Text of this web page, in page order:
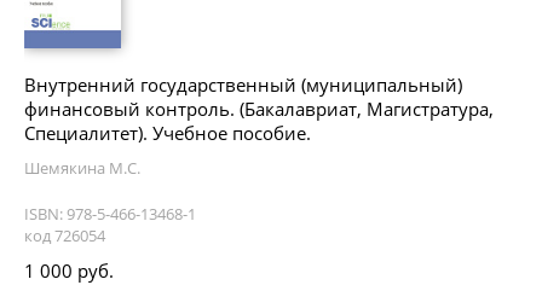
Внутренний государственный (муниципальный)
финансовый контроль. (Бакалавриат, Магистратура,
Специалитет). Учебное пособие.
Шемякина М.С.
ISBN: 978-5-466-13468-1
код 726054
1 000 руб.